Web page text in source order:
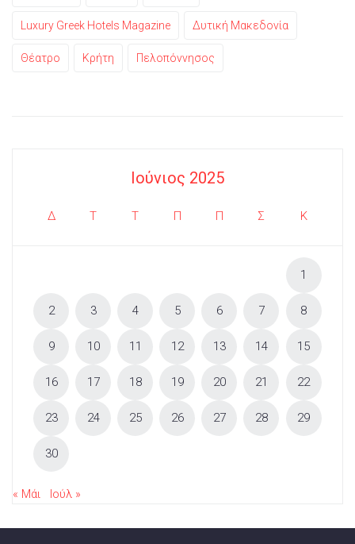
Luxury Greek Hotels Magazine Δυτική Μακεδονία
Θέατρο Κρήτη Πελοπόννησος
Ιούνιος 2025
Δ Τ Τ Π Π Σ Κ
1
2 3 4 5 6 7 8
9 10 11 12 13 14 15
16 17 18 19 20 21 22
23 24 25 26 27 28 29
30
« Μάι Ιούλ »